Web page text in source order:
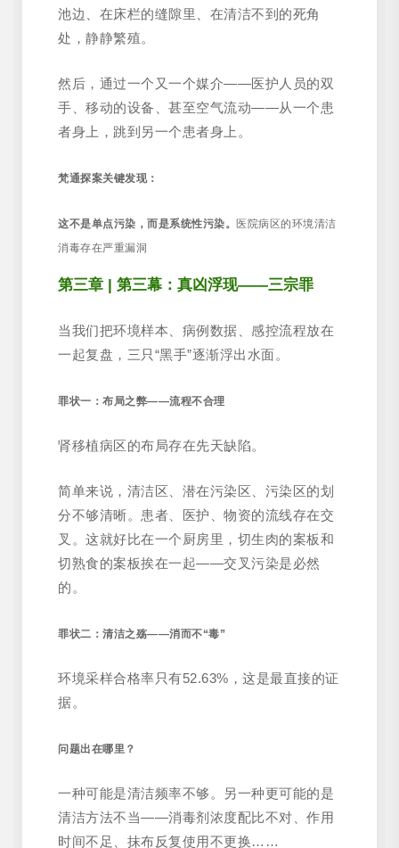
池边、在床栏的缝隙里、在清洁不到的死角
处，静静繁殖。
然后，通过一个又一个媒介——医护人员的双
手、移动的设备、甚至空气流动——从一个患
者身上，跳到另一个患者身上。
梵通探案关键发现：
这不是单点污染，而是系统性污染。 医院病区的环境清洁
消毒存在严重漏洞
第三章 | 第三幕：真凶浮现——三宗罪
当我们把环境样本、病例数据、感控流程放在
一起复盘，三只“黑手”逐渐浮出水面。
罪状一：布局之弊——流程不合理
肾移植病区的布局存在先天缺陷。
简单来说，清洁区、潜在污染区、污染区的划
分不够清晰。患者、医护、物资的流线存在交
叉。这就好比在一个厨房里，切生肉的案板和
切熟食的案板挨在一起——交叉污染是必然
的。
罪状二：清洁之殇——消而不“毒”
环境采样合格率只有52.63%，这是最直接的证
据。
问题出在哪里？
一种可能是清洁频率不够。另一种更可能的是
清洁方法不当——消毒剂浓度配比不对、作用
时间不足、抹布反复使用不更换……